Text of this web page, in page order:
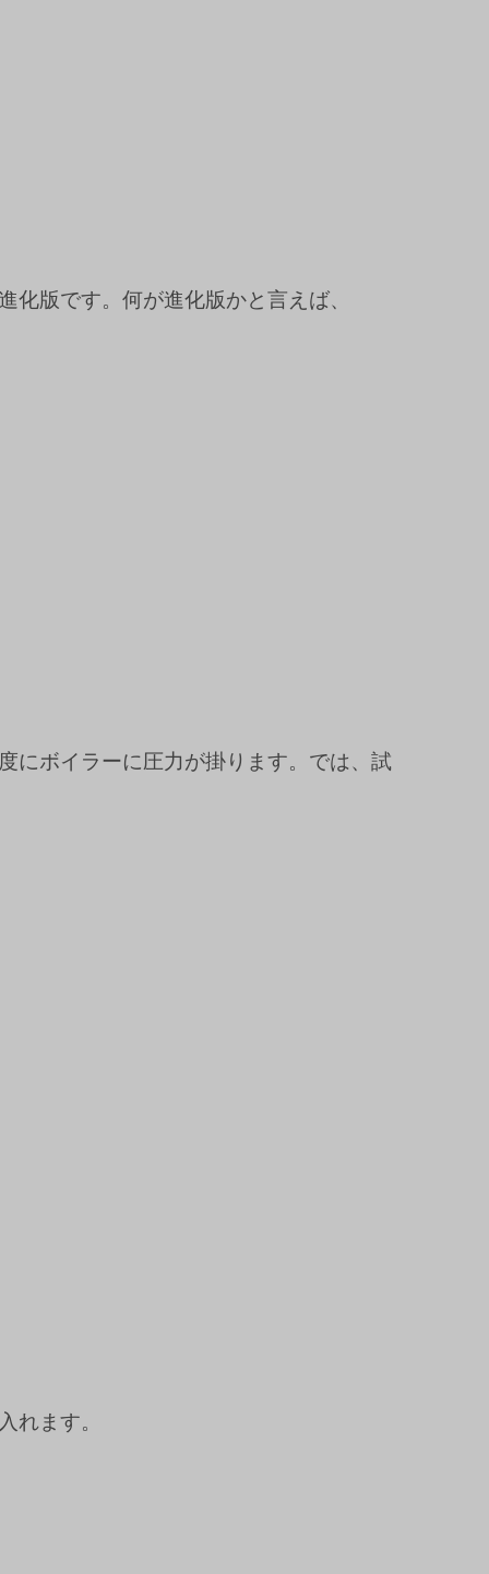
版です。何が進化版かと言えば、
にボイラーに圧力が掛ります。では、試
れます。